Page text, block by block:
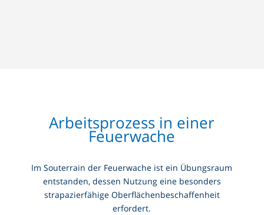
Arbeitsprozess in einer
Feuerwache
Im Souterrain der Feuerwache ist ein Übungsraum
entstanden, dessen Nutzung eine besonders
strapazierfähige Oberflächenbeschaffenheit
erfordert.